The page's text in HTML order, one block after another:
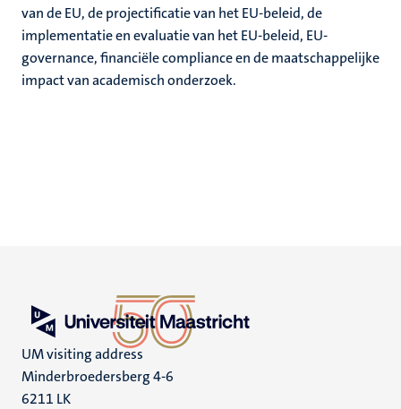
van de EU, de projectificatie van het EU-beleid, de
implementatie en evaluatie van het EU-beleid, EU-
governance, financiële compliance en de maatschappelijke
impact van academisch onderzoek.
UM visiting address
Minderbroedersberg 4-6
6211 LK